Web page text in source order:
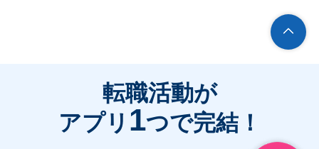
転職活動が
アプリ 1つで完結！